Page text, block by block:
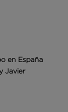
en España
Javier